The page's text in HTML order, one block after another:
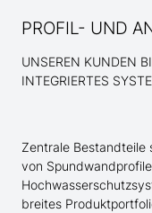
PROFIL- UND
UNSEREN KUNDEN
INTEGRIERTES
Zentrale Bestandteile
von
breites